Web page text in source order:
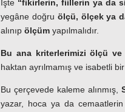
İşte “fikirlerin, fiillerin ya da
yegâne doğru ölçü, ölçek ya
alınıp ölçüm yapılmalıdır.
Bu ana kriterlerimizi ölçü
haktan ayrılmamış ve isabetli
Bu çerçevede kaleme alınmış,
yazar, hoca ya da cemaatlerin